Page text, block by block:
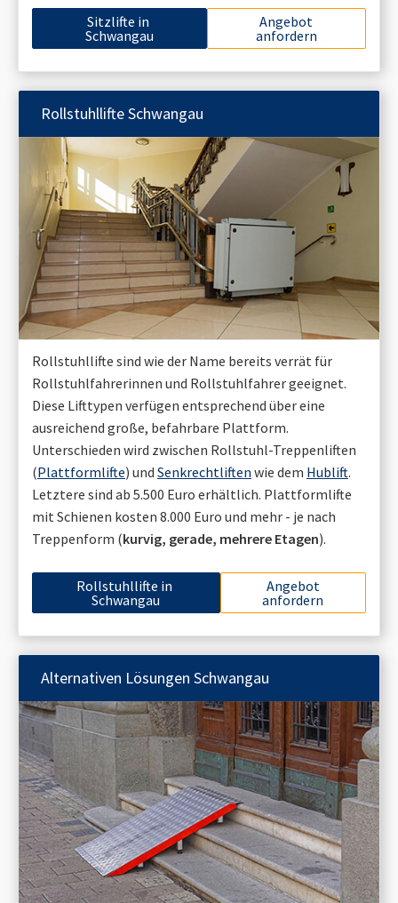
Sitzlifte in
Schwangau
Angebot
anfordern
RollstuhllifteSchwangau
Rollstuhllifte sind wie der Name bereits verrät für
Rollstuhlfahrerinnen und Rollstuhlfahrer geeignet.
Diese Lifttypen verfügen entsprechend über eine
ausreichend große, befahrbare Plattform.
Unterschieden wird zwischen Rollstuhl-Treppenliften
(Plattformlifte) und Senkrechtliften wie dem Hublift.
Letztere sind ab 5.500 Euro erhältlich. Plattformlifte
mit Schienen kosten 8.000 Euro und mehr - je nach
Treppenform (kurvig, gerade, mehrere Etagen).
Rollstuhllifte in
Schwangau
Angebot
anfordern
Alternativen Lösungen Schwangau